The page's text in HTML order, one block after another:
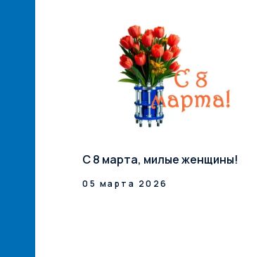
С 8 марта, милые женщины!
05 марта 2026